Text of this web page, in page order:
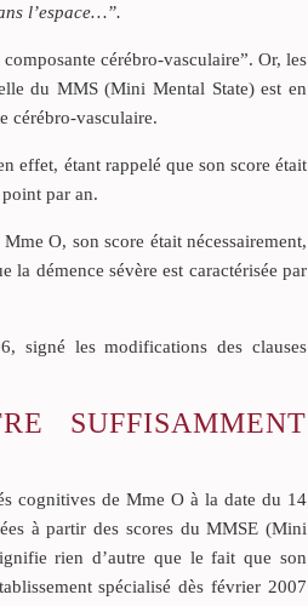
l’espace…”.
cérébro-vasculaire”. Or, les
du MMS (Mini Mental State) est en
cérébro-vasculaire.
effet, étant rappelé que son score était
par an.
O, son score était nécessairement,
démence sévère est caractérisée par
signé les modifications des clauses
SUFFISAMMENT
cognitives de Mme O à la date du 14
à partir des scores du MMSE (Mini
rien d’autre que le fait que son
spécialisé dès février 2007